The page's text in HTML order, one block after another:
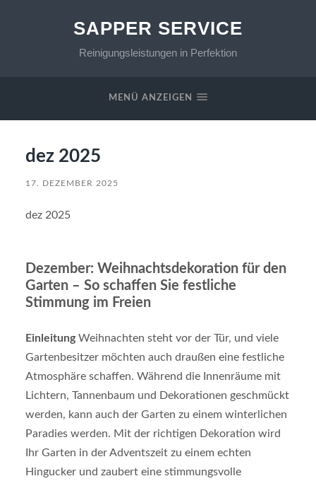
SAPPER SERVICE
Reinigungsleistungen in Perfektion
MENÜ ANZEIGEN
dez 2025
17. DEZEMBER 2025
dez 2025
Dezember: Weihnachtsdekoration für den
Garten – So schaffen Sie festliche
Stimmung im Freien
EinleitungWeihnachten steht vor der Tür, und viele
Gartenbesitzer möchten auch draußen eine festliche
Atmosphäre schaffen. Während die Innenräume mit
Lichtern, Tannenbaum und Dekorationen geschmückt
werden, kann auch der Garten zu einem winterlichen
Paradies werden. Mit der richtigen Dekoration wird
Ihr Garten in der Adventszeit zu einem echten
Hingucker und zaubert eine stimmungsvolle